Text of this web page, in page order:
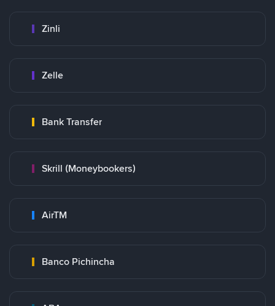
Zinli
Zelle
Bank Transfer
Skrill (Moneybookers)
AirTM
Banco Pichincha